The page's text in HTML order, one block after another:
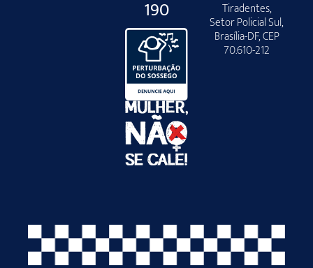
190 Tiradentes,
Setor Policial Sul,
Brasília-DF, CEP
70.610-212